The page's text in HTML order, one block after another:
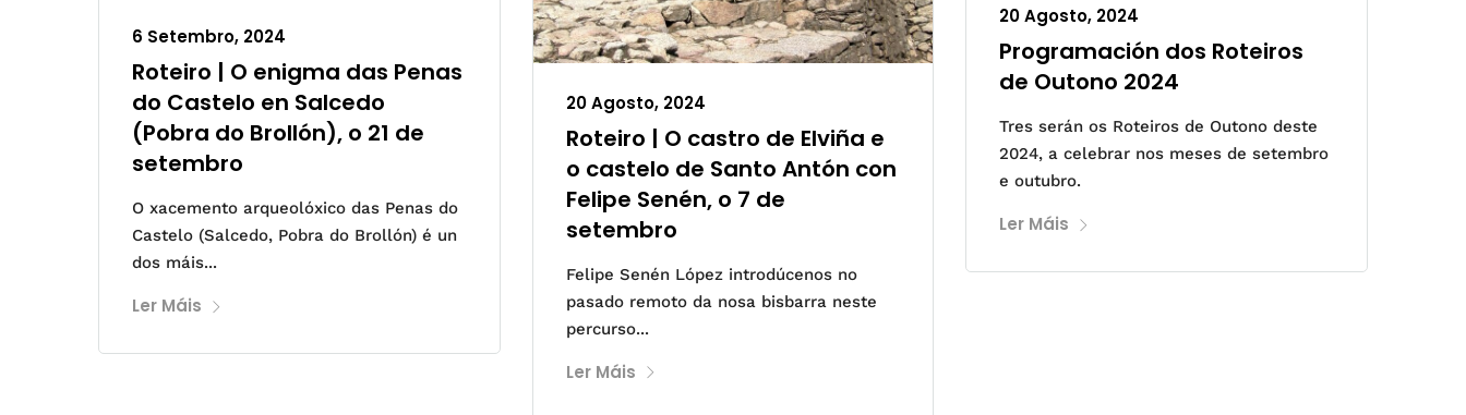
6 Setembro, 2024
Roteiro | O enigma das Penas
do Castelo en Salcedo
(Pobra do Brollón), o 21 de
setembro
O xacemento arqueolóxico das Penas do
Castelo (Salcedo, Pobra do Brollón) é un
dos máis...
Ler Máis
20 Agosto, 2024
Roteiro | O castro de Elviña e
o castelo de Santo Antón con
Felipe Senén, o 7 de
setembro
Felipe Senén López introdúcenos no
pasado remoto da nosa bisbarra neste
percurso...
Ler Máis
20 Agosto, 2024
Programación dos Roteiros
de Outono 2024
Tres serán os Roteiros de Outono deste
2024, a celebrar nos meses de setembro
e outubro.
Ler Máis